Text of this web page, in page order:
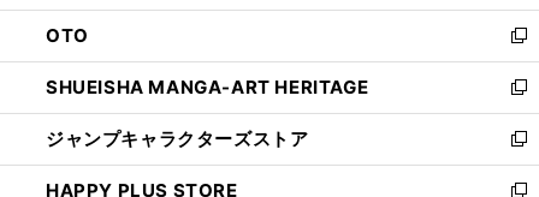
ウ
で
開
く
ン
ド
ウ
で
開
く
OTO
新
し
い
ウ
ィ
ン
ド
SHUEISHA MANGA-ART HERITAGE
新
し
い
ウ
ジャンプキャラクターズストア
新
し
HAPPY PLUS STORE